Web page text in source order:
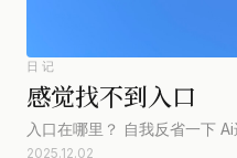
日记
感觉找不到入口
入口在哪里？ 自我反省一下 Ai
2025.12.02